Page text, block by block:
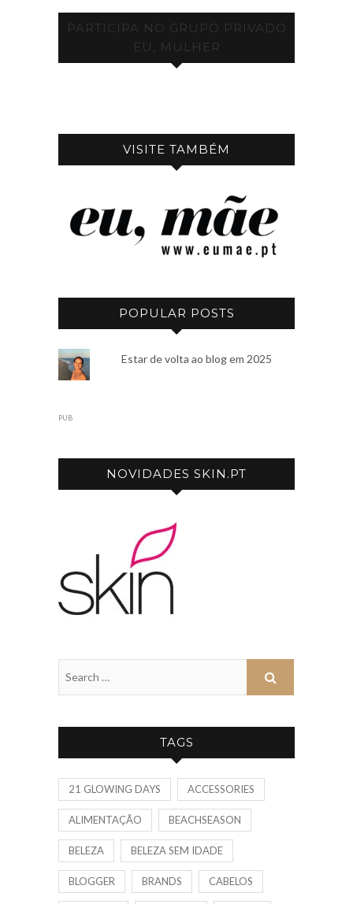
PARTICIPA NO GRUPO PRIVADO
EU, MULHER
VISITE TAMBÉM
POPULAR POSTS
Estar de volta ao blog em 2025
PUB
NOVIDADES SKIN.PT
TAGS
21 GLOWING DAYS ACCESSORIES
ALIMENTAÇÃO BEACHSEASON
BELEZA BELEZA SEM IDADE
BLOGGER BRANDS CABELOS